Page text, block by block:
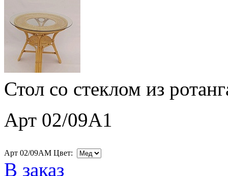
Стол со стеклом из
Арт 02/09A1
Арт 02/09AM Цвет:
В заказ